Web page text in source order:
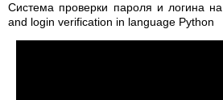
Система проверки пароля и логина
and login verification in language Python